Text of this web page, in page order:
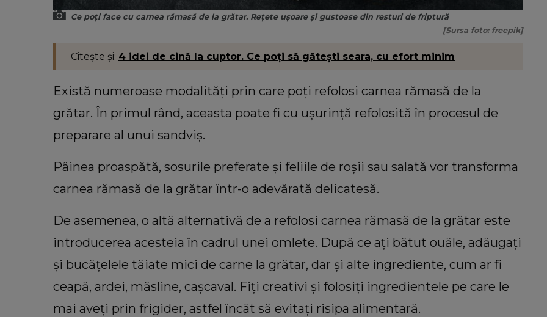
Ce poți face cu carnea rămasă de la grătar. Rețete ușoare și gustoase din resturi de friptură
[Sursa foto: freepik]
Citește și: 4 idei de cină la cuptor. Ce poți să gătești seara, cu efort minim
Există numeroase modalități prin care poți refolosi carnea rămasă de la
grătar. În primul rând, aceasta poate fi cu ușurință refolosită în procesul de
preparare al unui sandviș.
Pâinea proaspătă, sosurile preferate și feliile de roșii sau salată vor transforma
carnea rămasă de la grătar într-o adevărată delicatesă.
De asemenea, o altă alternativă de a refolosi carnea rămasă de la grătar este
introducerea acesteia în cadrul unei omlete. După ce ați bătut ouăle, adăugați
și bucățelele tăiate mici de carne la grătar, dar și alte ingrediente, cum ar fi
ceapă, ardei, măsline, cașcaval. Fiți creativi și folosiți ingredientele pe care le
mai aveți prin frigider, astfel încât să evitați risipa alimentară.